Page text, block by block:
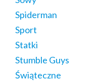
Spiderman
Sport
Statki
Stumble Guys
Świąteczne